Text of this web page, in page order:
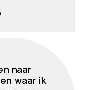
naar
waar ik